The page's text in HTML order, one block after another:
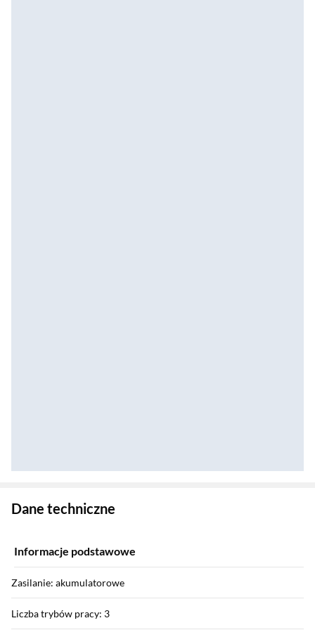
Dane techniczne
Informacje podstawowe
Zasilanie: akumulatorowe
Liczba trybów pracy: 3